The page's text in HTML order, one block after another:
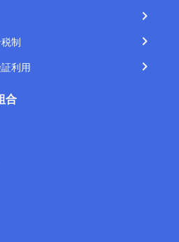
制
利用
合